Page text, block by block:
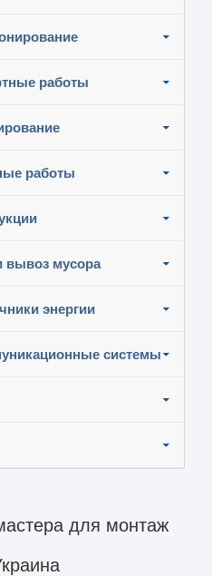
работы
работы
вывоз мусора
энергии
системы
для монтаж